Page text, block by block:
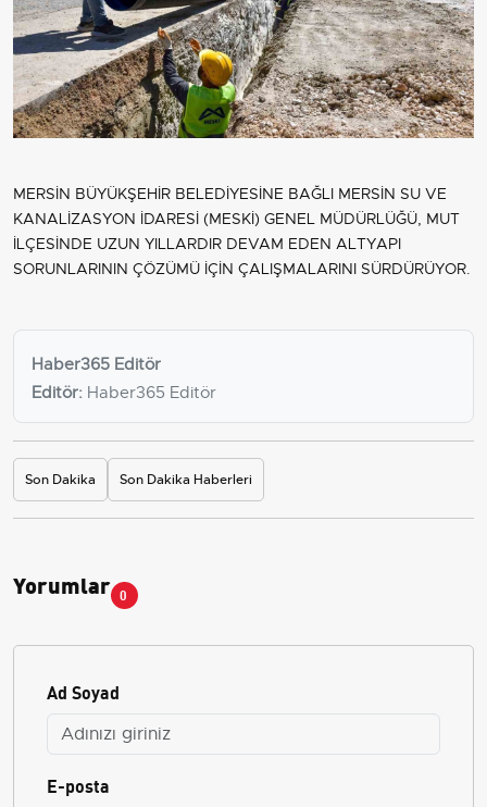
MERSİN BÜYÜKŞEHİR BELEDİYESİNE BAĞLI MERSİN SU VE
KANALİZASYON İDARESİ (MESKİ) GENEL MÜDÜRLÜĞÜ, MUT
İLÇESİNDE UZUN YILLARDIR DEVAM EDEN ALTYAPI
SORUNLARININ ÇÖZÜMÜ İÇİN ÇALIŞMALARINI SÜRDÜRÜYOR.
Haber365 Editör
Editör: Haber365 Editör
Son Dakika Son Dakika Haberleri
Yorumlar 0
Ad Soyad
E-posta